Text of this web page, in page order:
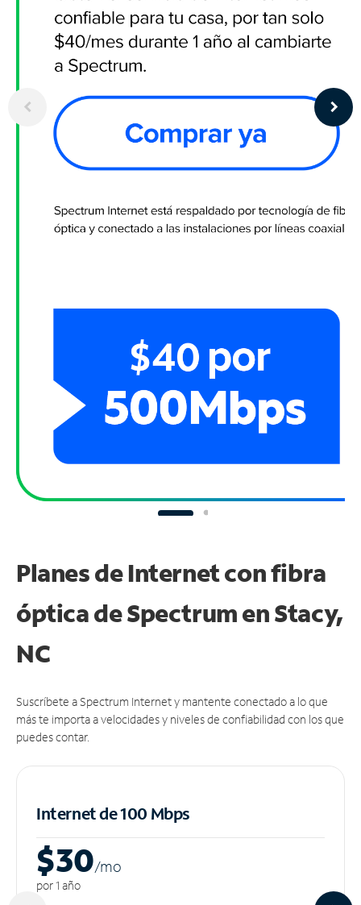
Planes de Internet con fibra
óptica de Spectrum en Stacy,
NC
Suscríbete a Spectrum Internet y mantente conectado a lo que
más te importa a velocidades y niveles de confiabilidad con los que
puedes contar.
Internet de 100 Mbps
$30/mo
por 1 año